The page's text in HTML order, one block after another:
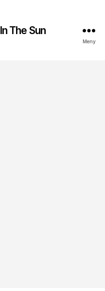
The Sun
Meny